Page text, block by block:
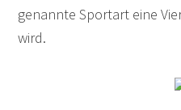
genannte Sportart eine
wird.